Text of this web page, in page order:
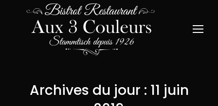
Archives du jour : 11 juin